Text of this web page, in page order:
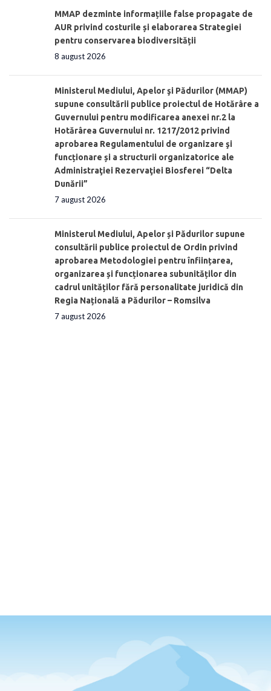
MMAP dezminte informațiile false propagate de
AUR privind costurile și elaborarea Strategiei
pentru conservarea biodiversității
8 august 2026
Ministerul Mediului, Apelor şi Pădurilor (MMAP)
supune consultării publice proiectul de Hotărâre a
Guvernului pentru modificarea anexei nr.2 la
Hotărârea Guvernului nr. 1217/2012 privind
aprobarea Regulamentului de organizare şi
funcționare și a structurii organizatorice ale
Administraţiei Rezervaţiei Biosferei “Delta
Dunării”
7 august 2026
Ministerul Mediului, Apelor și Pădurilor supune
consultării publice proiectul de Ordin privind
aprobarea Metodologiei pentru înființarea,
organizarea și funcționarea subunităților din
cadrul unităților fără personalitate juridică din
Regia Națională a Pădurilor – Romsilva
7 august 2026